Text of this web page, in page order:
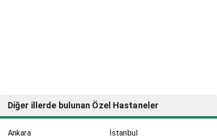
Diğer illerde bulunan Özel Hastaneler
Ankara
İstanbul